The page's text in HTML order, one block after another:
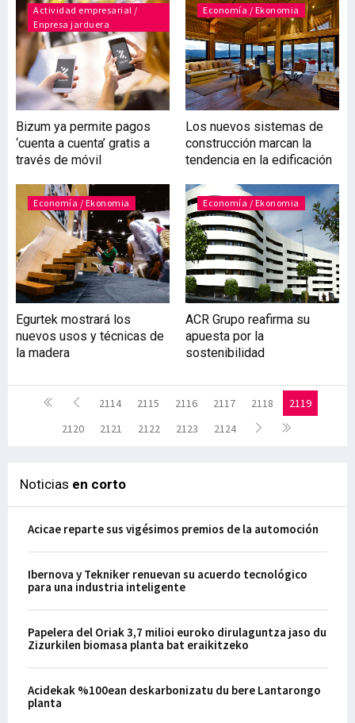
hacia perfiles más
segmentados de sus
clientes, buscando su m
Actividad empresarial /
Enpresa jarduera
Bizum ya permite pagos
‘cuenta a cuenta’ gratis a
través de móvil
Economía / Ekonomia
Los nuevos sistemas de
construcción marcan la
tendencia en la edificación
Economía / Ekonomia
Egurtek mostrará los
nuevos usos y técnicas de
la madera
Economía / Ekonomia
ACR Grupo reafirma su
apuesta por la
sostenibilidad
2114 2115 2116 2117 2118
2119
2120
2121 2122 2123 2124
Noticias en corto
Acicae reparte sus vigésimos premios de la automoción
Ibernova y Tekniker renuevan su acuerdo tecnológico
para una industria inteligente
Papelera del Oriak 3,7 milioi euroko dirulaguntza jaso du
Zizurkilen biomasa planta bat eraikitzeko
Acidekak %100ean deskarbonizatu du bere Lantarongo
planta